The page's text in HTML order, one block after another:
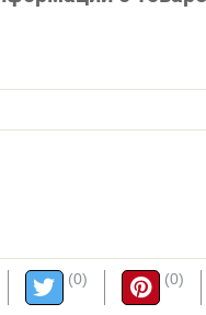
(0) (0)